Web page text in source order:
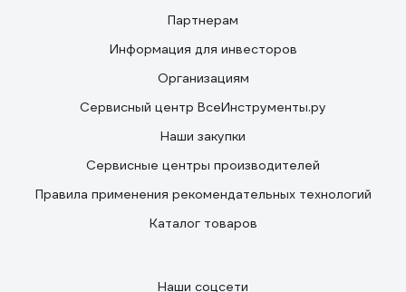
Партнерам
Информация для инвесторов
Организациям
Сервисный центр ВсеИнструменты.ру
Наши закупки
Сервисные центры производителей
Правила применения рекомендательных технологий
Каталог товаров
Наши соцсети